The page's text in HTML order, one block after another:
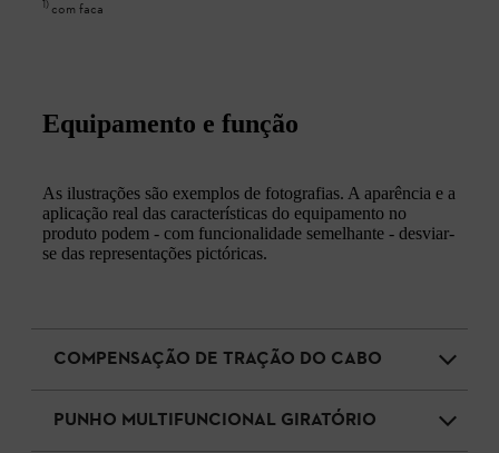
1) com faca
Equipamento e função
As ilustrações são exemplos de fotografias. A aparência e a
aplicação real das características do equipamento no
produto podem - com funcionalidade semelhante - desviar-
se das representações pictóricas.
COMPENSAÇÃO DE TRAÇÃO DO CABO
PUNHO MULTIFUNCIONAL GIRATÓRIO